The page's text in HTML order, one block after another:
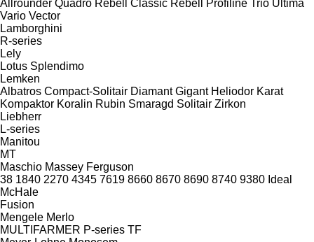
Allrounder Quadro Rebell Classic Rebell Profiline Trio Ultima
Vario Vector
Lamborghini
R-series
Lely
Lotus Splendimo
Lemken
Albatros Compact-Solitair Diamant Gigant Heliodor Karat
Kompaktor Koralin Rubin Smaragd Solitair Zirkon
Liebherr
L-series
Manitou
MT
Maschio Massey Ferguson
38 1840 2270 4345 7619 8660 8670 8690 8740 9380 Ideal
McHale
Fusion
Mengele Merlo
MULTIFARMER P-series TF